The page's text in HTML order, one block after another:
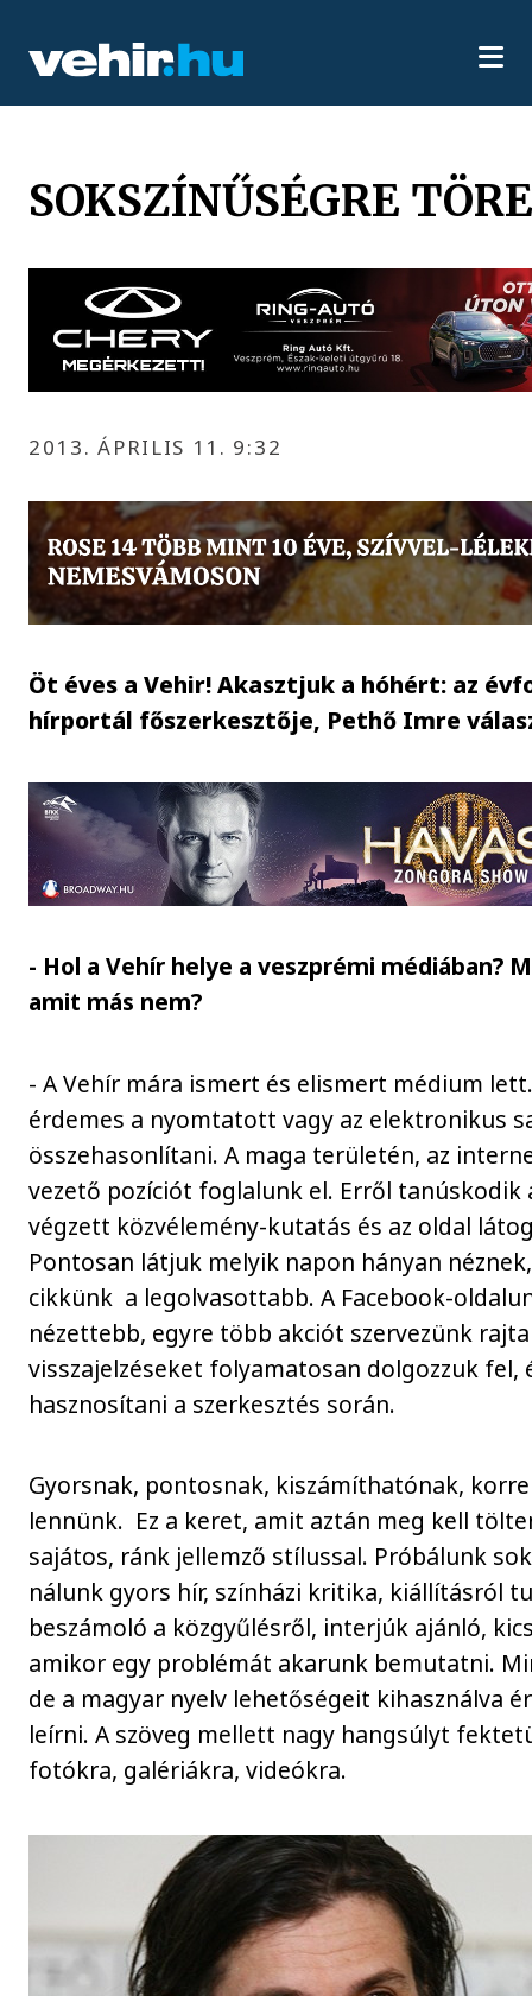
SOKSZÍNŰSÉGRE
2013. ÁPRILIS 11. 9:32
Öt éves a Vehir! Akasztjuk a hóhért: az
hírportál főszerkesztője, Pethő Imre
- Hol a Vehír helye a veszprémi médiában?
amit más nem?
- A Vehír mára ismert és elismert médium
érdemes a nyomtatott vagy az elektronikus
összehasonlítani. A maga területén, az
vezető pozíciót foglalunk el. Erről tanúskodik
végzett közvélemény-kutatás és az oldal
Pontosan látjuk melyik napon hányan
cikkünk a legolvasottabb. A Facebook-
nézettebb, egyre több akciót szervezünk
visszajelzéseket folyamatosan dolgozzuk fel,
hasznosítani a szerkesztés során.
Gyorsnak, pontosnak, kiszámíthatónak,
lennünk. Ez a keret, amit aztán meg kell
sajátos, ránk jellemző stílussal. Próbálunk
nálunk gyors hír, színházi kritika, kiállításról
beszámoló a közgyűlésről, interjúk ajánló,
amikor egy problémát akarunk bemutatni.
de a magyar nyelv lehetőségeit kihasználva
leírni. A szöveg mellett nagy hangsúlyt
fotókra, galériákra, videókra.